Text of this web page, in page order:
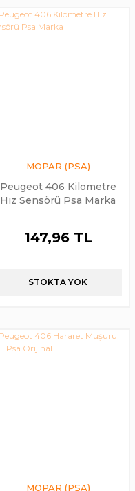
MOPAR (PSA)
Peugeot 406 Kilometre
Hız Sensörü Psa Marka
147,96 TL
STOKTA YOK
MOPAR (PSA)